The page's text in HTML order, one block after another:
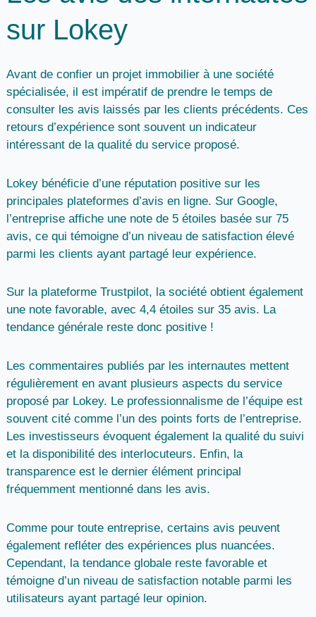
sur Lokey
Avant de confier un projet immobilier à une société
spécialisée, il est impératif de prendre le temps de
consulter les avis laissés par les clients précédents. Ces
retours d’expérience sont souvent un indicateur
intéressant de la qualité du service proposé.
Lokey bénéficie d’une réputation positive sur les
principales plateformes d’avis en ligne. SurGoogle,
l’entreprise affiche une note de 5 étoiles basée sur 75
avis, ce qui témoigne d’un niveau de satisfaction élevé
parmi les clients ayant partagé leur expérience.
Sur la plateformeTrustpilot, la société obtient également
une note favorable, avec4,4 étoiles sur 35 avis. La
tendance générale reste donc positive !
Les commentaires publiés par les internautes mettent
régulièrement en avant plusieurs aspects du service
proposé par Lokey. Le professionnalisme de l’équipe est
souvent cité comme l’un des points forts de l’entreprise.
Les investisseurs évoquent également laqualité du suivi
et la disponibilité des interlocuteurs. Enfin, la
transparence est le dernier élément principal
fréquemment mentionné dans les avis.
Comme pour toute entreprise, certains avis peuvent
également refléter des expériences plus nuancées.
Cependant, la tendance globale reste favorable et
témoigne d’un niveau de satisfaction notable parmi les
utilisateurs ayant partagé leur opinion.